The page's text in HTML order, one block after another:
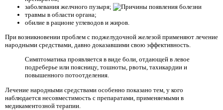
заболевания желчного пузыря;
травмы в области органа;
обилие в рационе углеводов и жиров.
При возникновении проблем с поджелудочной железой применяют лечение
народными средствами, давно доказавшими свою эффективность.
Симптоматика проявляется в виде боли, отдающей в левое
подреберье или поясницу, тошноты, рвоты, тахикардии и
повышенного потоотделения.
Лечение народными средствами особенно показано тем, у кого
наблюдается несовместимость с препаратами, применяемыми в
медикаментозной терапии.